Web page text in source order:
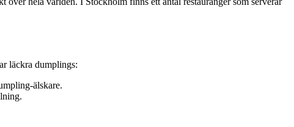
läckra dumplings:
älskare.